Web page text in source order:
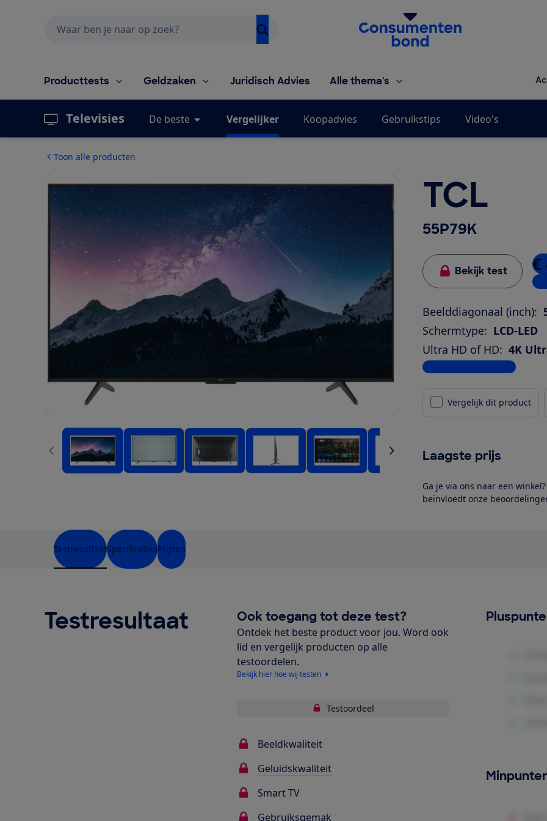
Homepage van de Consumentenbond
Producttests Geldzaken Juridisch Advies Alle thema's
Televisies De beste Vergelijker Koopadvies Gebruikstips Video's
Toon alle producten
TCL
55P79K
Bekijk test €
1
Beelddiagonaal (inch):
Schermtype: LCD-LED
Ultra HD of HD: 4K
Bekijk alle specificaties
Vergelijk dit product
Laagste prijs
Ga je via ons naar een
beïnvloedt onze
TestresultaatSpecificatiesPrijzen
Testresultaat Ook toegang tot deze test?
Ontdek het beste product voor jou. Word ook
lid en vergelijk producten op alle
testoordelen.
Bekijk hier hoe wij testen
Testoordeel
Beeldkwaliteit
Geluidskwaliteit
Smart TV
Gebruiksgemak